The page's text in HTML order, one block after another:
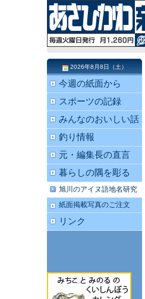
2026年8月8日（土）
今週の紙面から
スポーツの記録
みんなのおいしい話
釣り情報
元・編集長の直言
暮らしの隅を彫る
旭川のアイヌ語地名研究
紙面掲載写真のご注文
リンク